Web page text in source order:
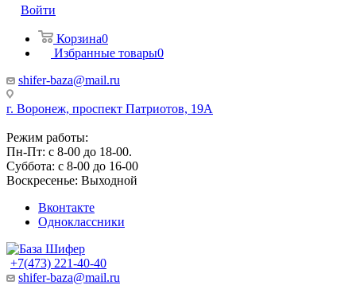
Войти
Корзина0
Избранные товары0
shifer-baza@mail.ru
г. Воронеж, проспект Патриотов, 19А
Режим работы:
Пн-Пт: с 8-00 до 18-00.
Суббота: с 8-00 до 16-00
Воскресенье: Выходной
Вконтакте
Одноклассники
+7(473) 221-40-40
shifer-baza@mail.ru